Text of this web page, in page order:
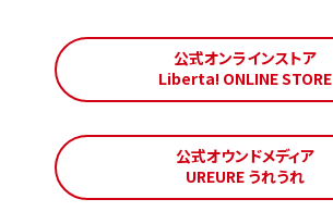
公式オンラインストア
Liberta! ONLINE STORE
公式オウンドメディア
UREURE うれうれ